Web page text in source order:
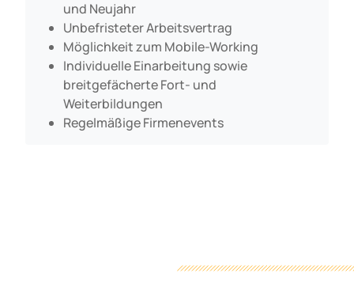
und Neujahr
Unbefristeter Arbeitsvertrag
Möglichkeit zum Mobile-Working
Individuelle Einarbeitung sowie
breitgefächerte Fort- und
Weiterbildungen
Regelmäßige Firmenevents